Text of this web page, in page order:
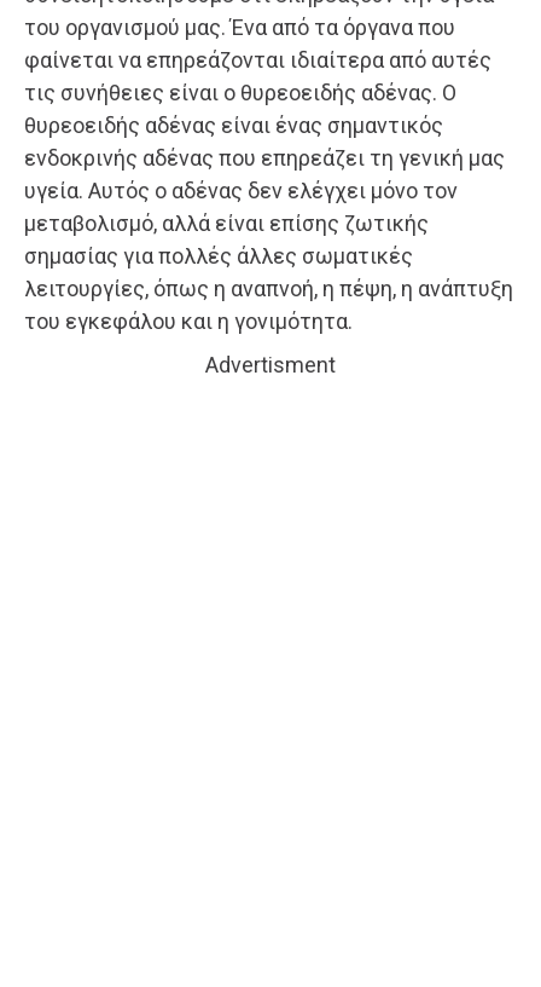
του οργανισμού μας. Ένα από τα όργανα που
φαίνεται να επηρεάζονται ιδιαίτερα από αυτές
τις συνήθειες είναι ο θυρεοειδής αδένας. Ο
θυρεοειδής αδένας είναι ένας σημαντικός
ενδοκρινής αδένας που επηρεάζει τη γενική μας
υγεία. Αυτός ο αδένας δεν ελέγχει μόνο τον
μεταβολισμό, αλλά είναι επίσης ζωτικής
σημασίας για πολλές άλλες σωματικές
λειτουργίες, όπως η αναπνοή, η πέψη, η ανάπτυξη
του εγκεφάλου και η γονιμότητα.
Advertisment